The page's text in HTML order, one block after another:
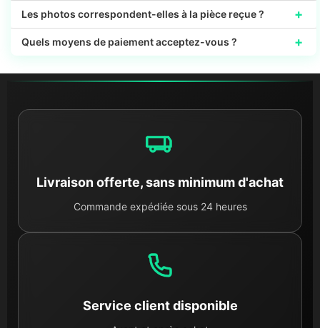
Les photos correspondent-elles à la pièce reçue ? +
Quels moyens de paiement acceptez-vous ? +
Livraison offerte, sans minimum d'achat
Commande expédiée sous 24 heures
Service client disponible